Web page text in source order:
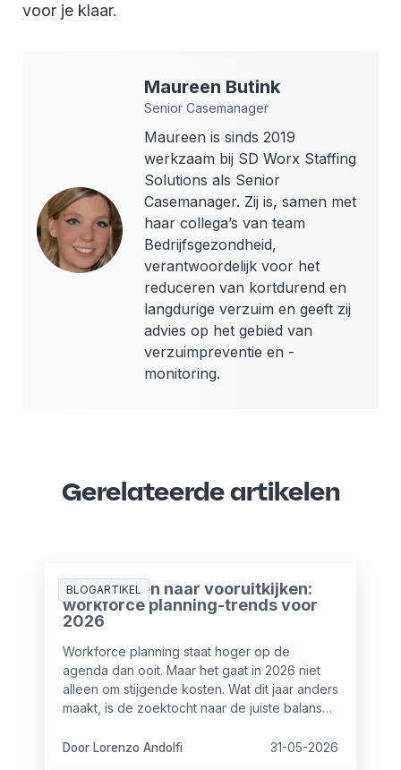
voor je klaar.
Maureen Butink
Senior Casemanager
Maureen is sinds 2019
werkzaam bij SD Worx Staffing
Solutions als Senior
Casemanager. Zij is, samen met
haar collega’s van team
Bedrijfsgezondheid,
verantwoordelijk voor het
reduceren van kortdurend en
langdurige verzuim en geeft zij
advies op het gebied van
verzuimpreventie en -
monitoring.
Gerelateerde artikelen
BLOGARTIKEL
Van plannen naar vooruitkijken:
workforce planning-trends voor
2026
Workforce planning staat hoger op de
agenda dan ooit. Maar het gaat in 2026 niet
alleen om stijgende kosten. Wat dit jaar anders
maakt, is de zoektocht naar de juiste balans
Door Lorenzo Andolfi 31-05-2026